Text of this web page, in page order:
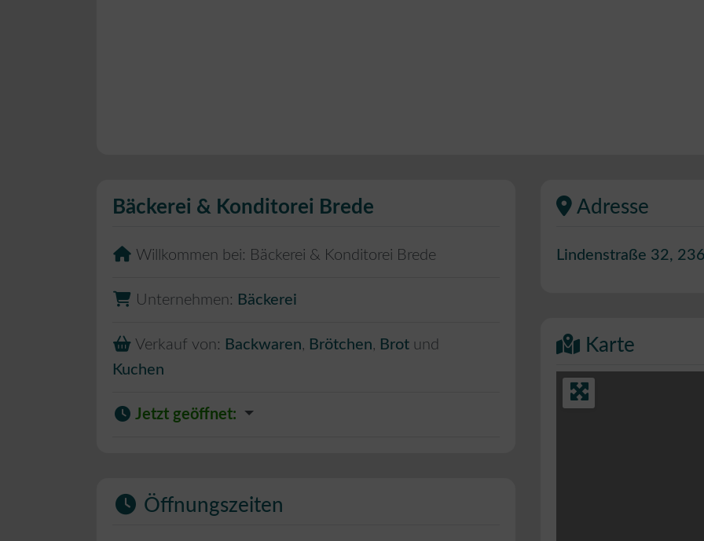
Bäckerei & Konditorei Brede
Willkommen bei: Bäckerei & Konditorei Brede
Unternehmen: Bäckerei
Verkauf von: Backwaren, Brötchen, Brot und
Kuchen
Jetzt geöffnet:
Öffnungszeiten
Adresse
Lindenstraße 32,
Karte